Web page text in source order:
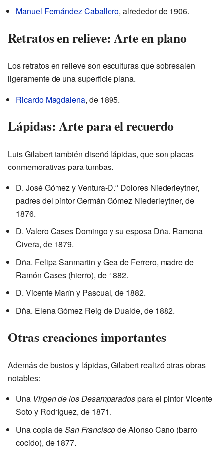
Manuel Fernández Caballero, alrededor de 1906.
Retratos en relieve: Arte en plano
Los retratos en relieve son esculturas que sobresalen
ligeramente de una superficie plana.
Ricardo Magdalena, de 1895.
Lápidas: Arte para el recuerdo
Luis Gilabert también diseñó lápidas, que son placas
conmemorativas para tumbas.
D. José Gómez y Ventura-D.ª Dolores Niederleytner,
padres del pintor Germán Gómez Niederleytner, de
1876.
D. Valero Cases Domingo y su esposa Dña. Ramona
Civera, de 1879.
Dña. Felipa Sanmartin y Gea de Ferrero, madre de
Ramón Cases (hierro), de 1882.
D. Vicente Marín y Pascual, de 1882.
Dña. Elena Gómez Reig de Dualde, de 1882.
Otras creaciones importantes
Además de bustos y lápidas, Gilabert realizó otras obras
notables:
Una Virgen de los Desamparadospara el pintor Vicente
Soto y Rodríguez, de 1871.
Una copia deSan Franciscode Alonso Cano (barro
cocido), de 1877.